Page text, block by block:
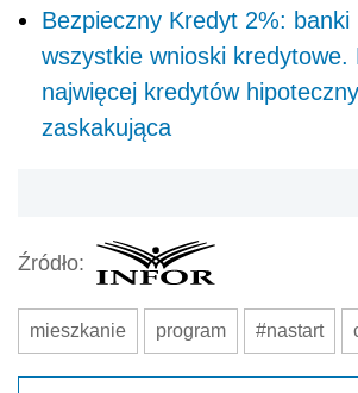
Bezpieczny Kredyt 2%: banki
wszystkie wnioski kredytowe.
najwięcej kredytów
zaskakująca
Źródło:
mieszkanie program #nastart